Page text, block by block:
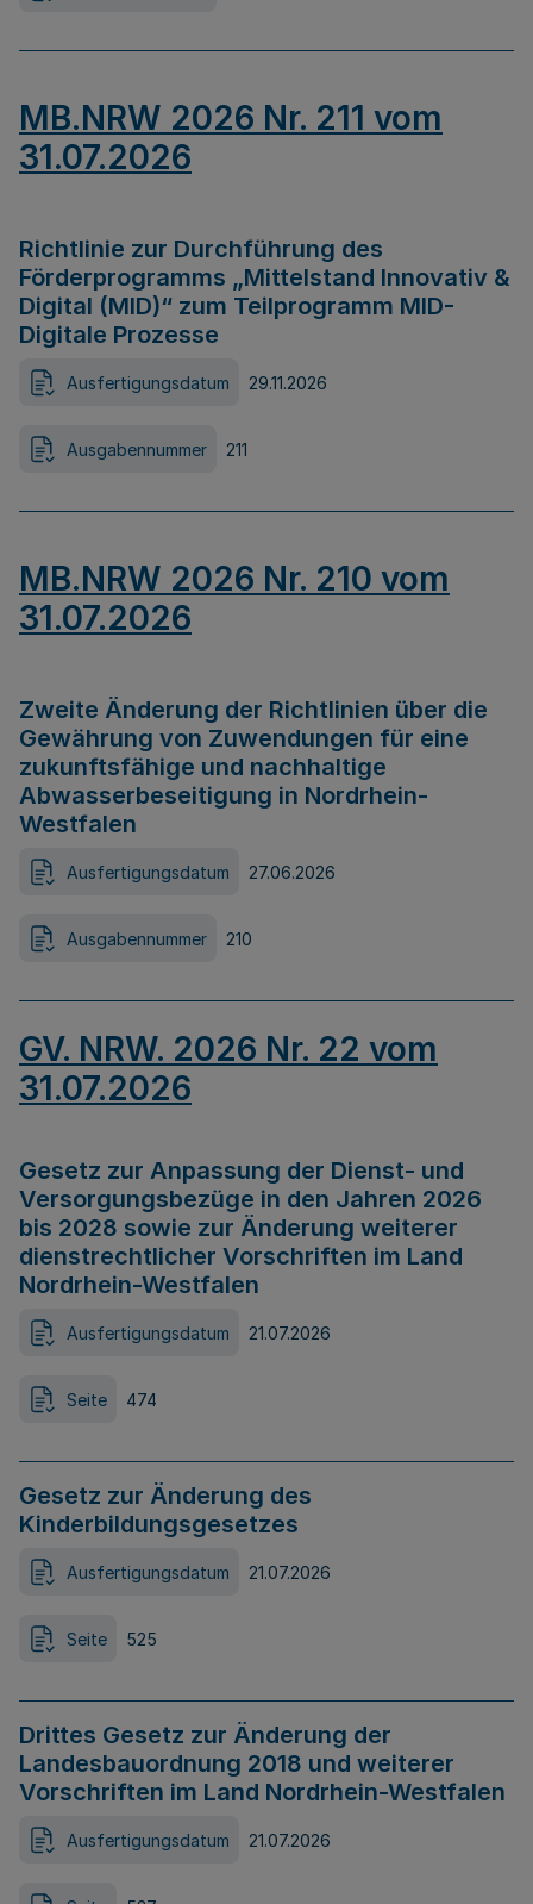
MB.NRW 2026 Nr. 211 vom
31.07.2026
Richtlinie zur Durchführung des
Förderprogramms „Mittelstand Innovativ &
Digital (MID)“ zum Teilprogramm MID-
Digitale Prozesse
Ausfertigungsdatum 29.11.2026
Ausgabennummer 211
MB.NRW 2026 Nr. 210 vom
31.07.2026
Zweite Änderung der Richtlinien über die
Gewährung von Zuwendungen für eine
zukunftsfähige und nachhaltige
Abwasserbeseitigung in Nordrhein-
Westfalen
Ausfertigungsdatum 27.06.2026
Ausgabennummer 210
GV. NRW. 2026 Nr. 22 vom
31.07.2026
Gesetz zur Anpassung der Dienst- und
Versorgungsbezüge in den Jahren 2026
bis 2028 sowie zur Änderung weiterer
dienstrechtlicher Vorschriften im Land
Nordrhein-Westfalen
Ausfertigungsdatum 21.07.2026
Seite 474
Gesetz zur Änderung des
Kinderbildungsgesetzes
Ausfertigungsdatum 21.07.2026
Seite 525
Drittes Gesetz zur Änderung der
Landesbauordnung 2018 und weiterer
Vorschriften im Land Nordrhein-Westfalen
Ausfertigungsdatum 21.07.2026